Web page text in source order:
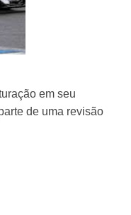
em seu
de uma revisão